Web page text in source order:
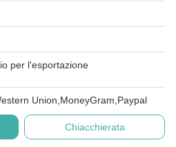
per l'esportazione
Union,MoneyGram,Paypal
Chiacchierata